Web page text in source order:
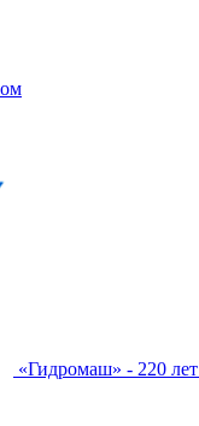
«Гидромаш» - 220 лет